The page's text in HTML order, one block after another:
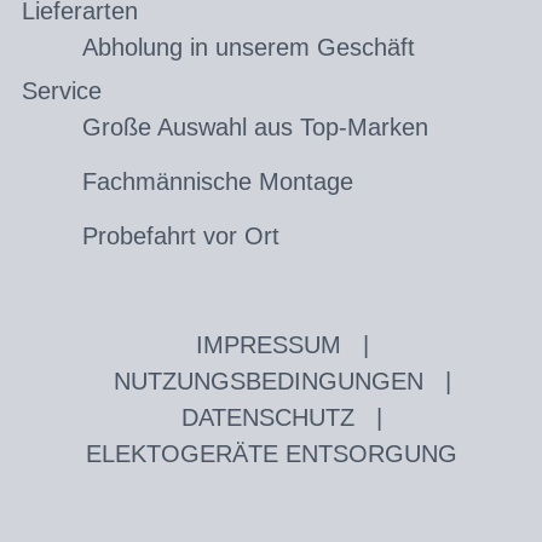
Lieferarten
Abholung in unserem Geschäft
Service
Große Auswahl aus Top-Marken
Fachmännische Montage
Probefahrt vor Ort
IMPRESSUM
NUTZUNGSBEDINGUNGEN
DATENSCHUTZ
ELEKTOGERÄTE ENTSORGUNG